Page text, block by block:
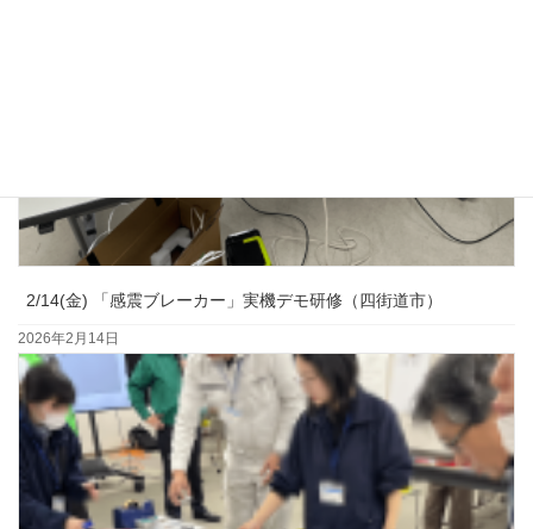
2/14(金) 「感震ブレーカー」実機デモ研修（四街道市）
2026年2月14日